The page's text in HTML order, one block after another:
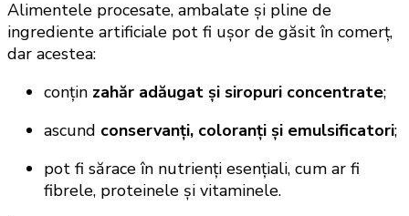
Alimentele procesate, ambalate și pline de
ingrediente artificiale pot fi ușor de găsit în comerț,
dar acestea:
conțin zahăr adăugat și siropuri concentrate;
ascund conservanți, coloranți și emulsificatori;
pot fi sărace în nutrienți esențiali, cum ar fi
fibrele, proteinele și vitaminele.